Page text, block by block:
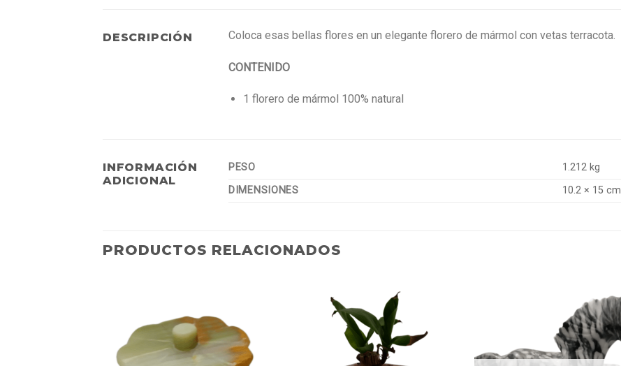
DESCRIPCIÓN Coloca esas bellas flores en un elegante florero de mármol con vetas terracota.
CONTENIDO
1 florero de mármol 100% natural
INFORMACIÓN
ADICIONAL
PESO
1.212 kg
DIMENSIONES
10.2 × 15 cm
PRODUCTOS RELACIONADOS